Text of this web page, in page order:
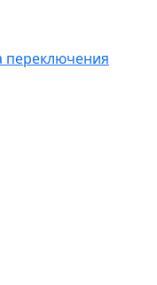
переключения